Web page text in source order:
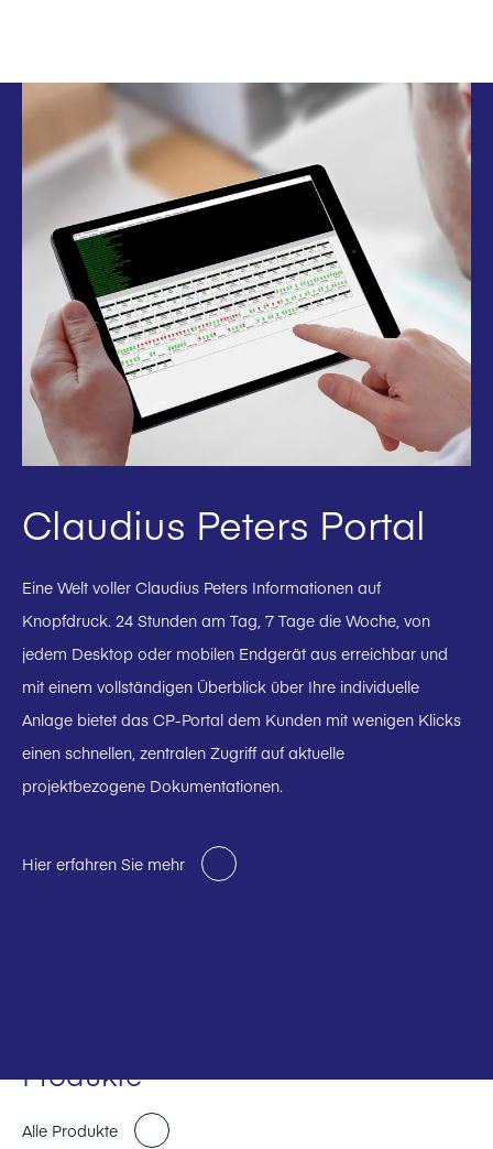
Claudius Peters Portal
Eine Welt voller Claudius Peters Informationen auf
Knopfdruck. 24 Stunden am Tag, 7 Tage die Woche, von
jedem Desktop oder mobilen Endgerät aus erreichbar und
mit einem vollständigen Überblick über Ihre individuelle
Anlage bietet das CP-Portal dem Kunden mit wenigen Klicks
einen schnellen, zentralen Zugriff auf aktuelle
projektbezogene Dokumentationen.
Hier erfahren Sie mehr
Produkte
Alle Produkte